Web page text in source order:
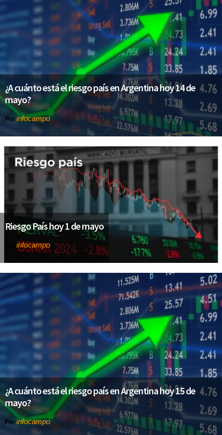
¿A cuánto está el riesgo país en Argentina hoy 14 de
mayo?
Por infocampo
Riesgo País hoy 1 de mayo
infocampo
¿A cuánto está el riesgo país en Argentina hoy 15 de
mayo?
Por infocampo